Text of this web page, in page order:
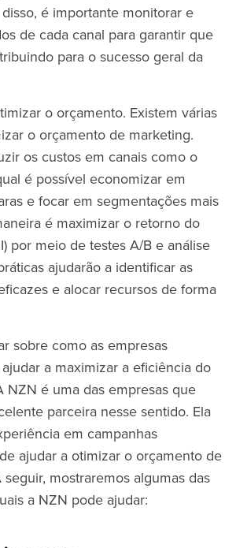
é importante monitorar e
de cada canal para garantir que
para o sucesso geral da
o orçamento. Existem várias
o orçamento de marketing.
os custos em canais como o
é possível economizar em
e focar em segmentações mais
é maximizar o retorno do
por meio de testes A/B e análise
ajudarão a identificar as
e alocar recursos de forma
sobre como as empresas
a maximizar a eficiência do
NZN é uma das empresas que
parceira nesse sentido. Ela
em campanhas
ajudar a otimizar o orçamento de
mostraremos algumas das
a NZN pode ajudar: